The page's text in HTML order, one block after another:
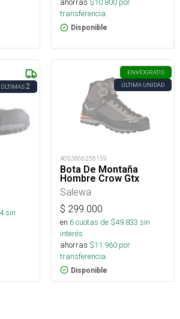
ahorras $10.800 por
transferencia.
Disponible
ÚLTIMAS2
sin
ENVÍOGRATIS
ÚLTIMA UNIDAD
4053866258159
Bota De Montaña
Hombre Crow Gtx
Salewa
$ 299.000
en 6cuotas de $49.833 sin
interés
ahorras $11.960 por
transferencia.
Disponible